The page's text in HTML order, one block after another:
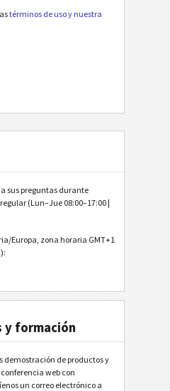
términos de uso y nuestra
sus preguntas durante
(Lun–Jue 08:00–17:00 |
Europa, zona horaria GMT+1
y formación
demostración de productos y
web con
un correo electrónico a